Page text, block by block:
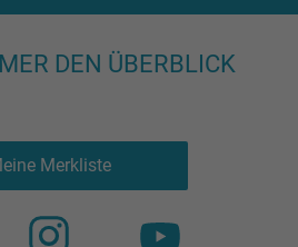
DEN ÜBERBLICK
Merkliste